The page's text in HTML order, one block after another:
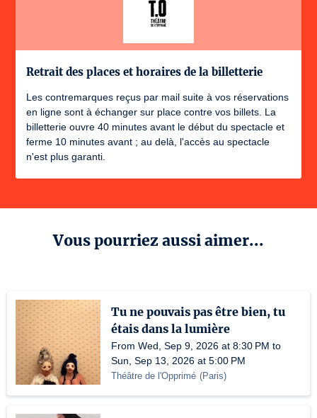
Vous pourriez aussi aimer...
Tu ne pouvais pas être bien, tu
étais dans la lumière
From Wed, Sep 9, 2026 at 8:30 PM to
Sun, Sep 13, 2026 at 5:00 PM
Théâtre de l'Opprimé (Paris)
Retrait des places et horaires de la billetterie
Les contremarques reçus par mail suite à vos réservations
en ligne sont à échanger sur place contre vos billets. La
billetterie ouvre 40 minutes avant le début du spectacle et
ferme 10 minutes avant ; au delà, l'accès au spectacle
n'est plus garanti.